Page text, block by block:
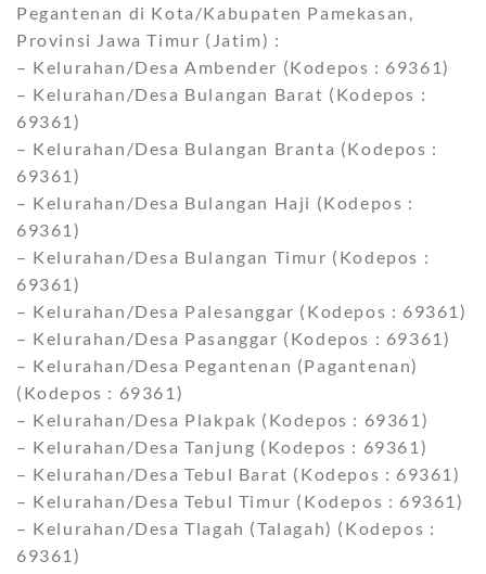
Pegantenan di Kota/Kabupaten Pamekasan,
Provinsi Jawa Timur (Jatim) :
– Kelurahan/Desa Ambender (Kodepos : 69361)
– Kelurahan/Desa Bulangan Barat (Kodepos :
69361)
– Kelurahan/Desa Bulangan Branta (Kodepos :
69361)
– Kelurahan/Desa Bulangan Haji (Kodepos :
69361)
– Kelurahan/Desa Bulangan Timur (Kodepos :
69361)
– Kelurahan/Desa Palesanggar (Kodepos : 69361)
– Kelurahan/Desa Pasanggar (Kodepos : 69361)
– Kelurahan/Desa Pegantenan (Pagantenan)
(Kodepos : 69361)
– Kelurahan/Desa Plakpak (Kodepos : 69361)
– Kelurahan/Desa Tanjung (Kodepos : 69361)
– Kelurahan/Desa Tebul Barat (Kodepos : 69361)
– Kelurahan/Desa Tebul Timur (Kodepos : 69361)
– Kelurahan/Desa Tlagah (Talagah) (Kodepos :
69361)